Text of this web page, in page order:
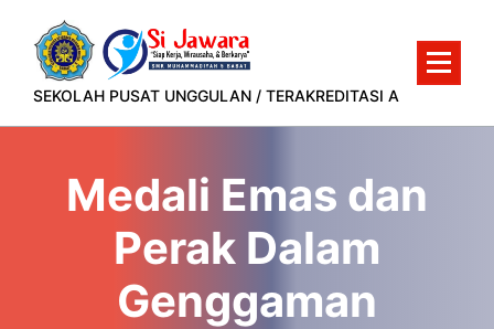
konten
SEKOLAH PUSAT UNGGULAN / TERAKREDITASI A
Medali Emas dan
Perak Dalam
Genggaman